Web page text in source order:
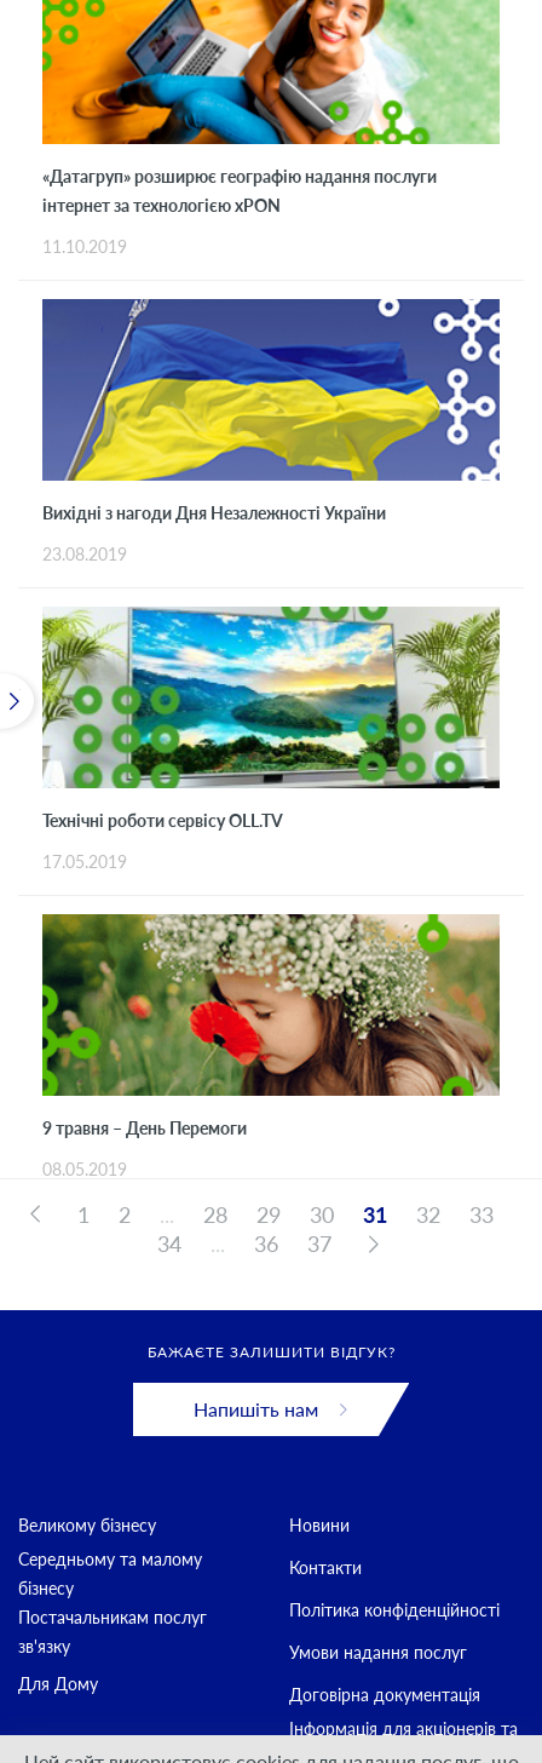
«Датагруп» розширює географію надання послуги
інтернет за технологією xPON
11.10.2019
Вихідні з нагоди Дня Незалежності України
23.08.2019
Технічні роботи сервісу OLL.TV
17.05.2019
9 травня – День Перемоги
08.05.2019
1 2 ... 28 29 30 31 32
33
34
... 36 37
БАЖАЄТЕ ЗАЛИШИТИ ВІДГУК?
Напишіть нам
Великому бізнесу
Середньому та малому
бізнесу
Постачальникам послуг
зв'язку
Для Дому
Новини
Контакти
Політика конфіденційності
Умови надання послуг
Договірна документація
Інформація для акціонерів та
стейкхолдерів